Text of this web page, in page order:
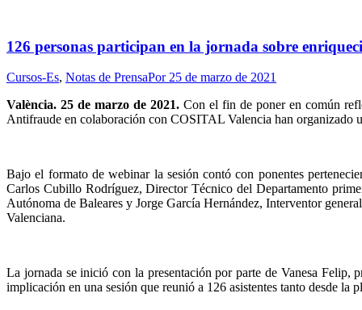
126 personas participan en la jornada sobre
Cursos-Es, Notas de PrensaPor 25 de marzo de 2021
València. 25 de marzo de 2021. Con el fin de poner en común
Antifraude en colaboración con COSITAL Valencia han organizado
Bajo el formato de webinar la sesión contó con ponentes
Carlos Cubillo Rodríguez, Director Técnico del Departamento
Autónoma de Baleares y Jorge García Hernández, Interventor
Valenciana.
La jornada se inició con la presentación por parte de Vanesa Felip,
implicación en una sesión que reunió a 126 asistentes tanto desde